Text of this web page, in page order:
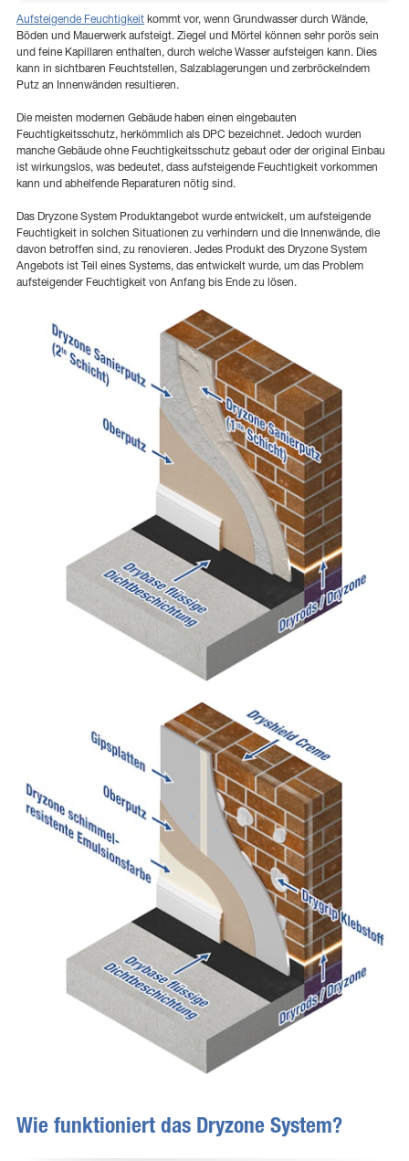
Aufsteigende Feuchtigkeit kommt vor, wenn Grundwasser durch Wände,
Böden und Mauerwerk aufsteigt. Ziegel und Mörtel können sehr porös sein
und feine Kapillaren enthalten, durch welche Wasser aufsteigen kann. Dies
kann in sichtbaren Feuchtstellen, Salzablagerungen und zerbröckelndem
Putz an Innenwänden resultieren.
Die meisten modernen Gebäude haben einen eingebauten
Feuchtigkeitsschutz, herkömmlich als DPC bezeichnet. Jedoch wurden
manche Gebäude ohne Feuchtigkeitsschutz gebaut oder der original Einbau
ist wirkungslos, was bedeutet, dass aufsteigende Feuchtigkeit vorkommen
kann und abhelfende Reparaturen nötig sind.
Das Dryzone System Produktangebot wurde entwickelt, um aufsteigende
Feuchtigkeit in solchen Situationen zu verhindern und die Innenwände, die
davon betroffen sind, zu renovieren. Jedes Produkt des Dryzone System
Angebots ist Teil eines Systems, das entwickelt wurde, um das Problem
aufsteigender Feuchtigkeit von Anfang bis Ende zu lösen.
Wie funktioniert das Dryzone System?